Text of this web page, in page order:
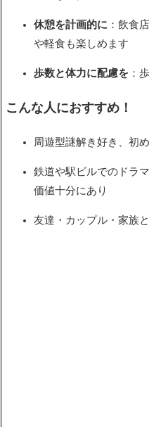
休憩を計画的に ：飲食
や軽食も楽しめます
歩数と体力に配慮を ：
こんな人におすすめ！
周遊型謎解き好き、初
鉄道や駅ビルでのドラ
価値十分にあり
友達・カップル・家族